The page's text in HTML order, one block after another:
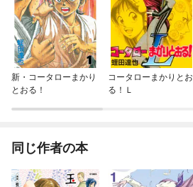
新・コータローまかり
とおる！
コータローまかりとお
る！Ｌ
同じ作者の本